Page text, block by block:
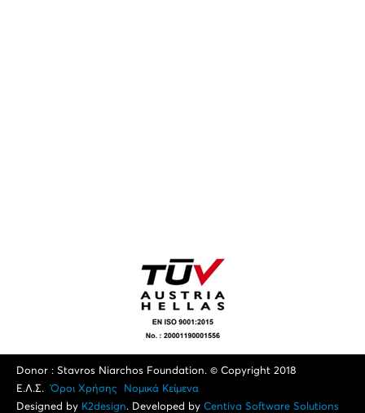
Donor : Stavros Niarchos Foundation. © Copyright 2018
Ε.Λ.Σ.Όροι Xρήσης
Νομικά Κείμενα
Designed by K2design. Developed by Centiva Software Solutions